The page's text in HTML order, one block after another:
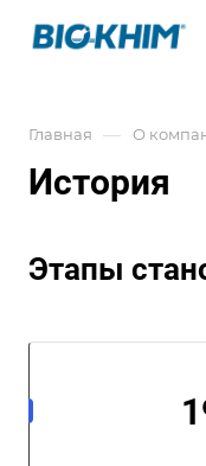
Главная — О
История
Этапы